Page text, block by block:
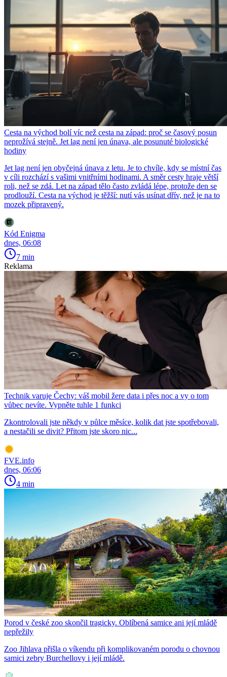
Cesta na východ bolí víc než cesta na západ: proč se časový posun
neprožívá stejně. Jet lag není jen únava, ale posunuté biologické
hodiny
Jet lag není jen obyčejná únava z letu. Je to chvíle, kdy se místní čas
v cíli rozchází s vašimi vnitřními hodinami. A směr cesty hraje větší
roli, než se zdá. Let na západ tělo často zvládá lépe, protože den se
prodlouží. Cesta na východ je těžší: nutí vás usínat dřív, než je na to
mozek připravený.
Kód Enigma
dnes, 06:08
7 min
Reklama
Technik varuje Čechy: váš mobil žere data i přes noc a vy o tom
vůbec nevíte. Vypněte tuhle 1 funkci
Zkontrolovali jste někdy v půlce měsíce, kolik dat jste spotřebovali,
a nestačili se divit? Přitom jste skoro nic...
FVE.info
dnes, 06:06
4 min
Porod v české zoo skončil tragicky. Oblíbená samice ani její mládě
nepřežily
Zoo Jihlava přišla o víkendu při komplikovaném porodu o chovnou
samici zebry Burchellovy i její mládě.